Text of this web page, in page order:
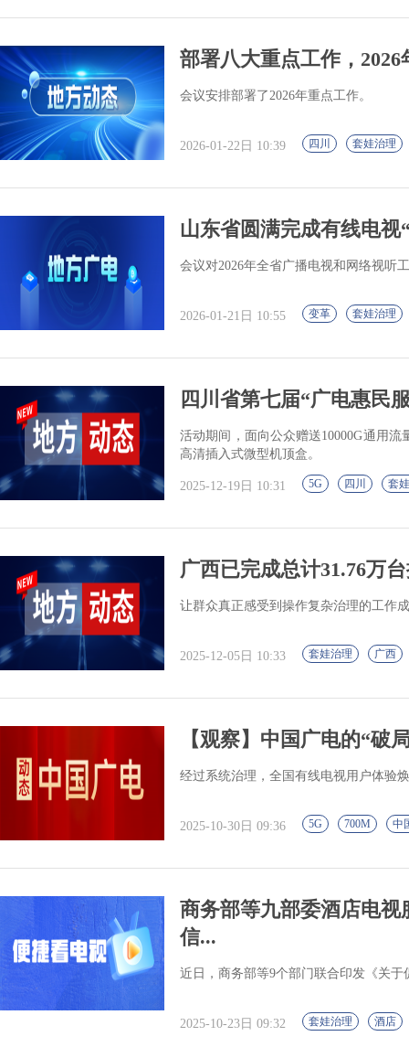
部署八大重点工作，
会议安排部署了2026年重点工作。
2026-01-22日 10:39 四川 套娃治理
山东省圆满完成有线电
会议对2026年全省广播电视和网络视听
2026-01-21日 10:55 变革 套娃治理
四川省第七届“广电惠民
活动期间，面向公众赠送10000G通用
高清插入式微型机顶盒。
2025-12-19日 10:31 5G 四川 套
广西已完成总计31.76万
让群众真正感受到操作复杂治理的工作
2025-12-05日 10:33 套娃治理 广西
【观察】中国广电的“
经过系统治理，全国有线电视用户体验
2025-10-30日 09:36 5G 700M 中
商务部等九部委酒店电视
信...
近日，商务部等9个部门联合印发《关
2025-10-23日 09:32 套娃治理 酒店